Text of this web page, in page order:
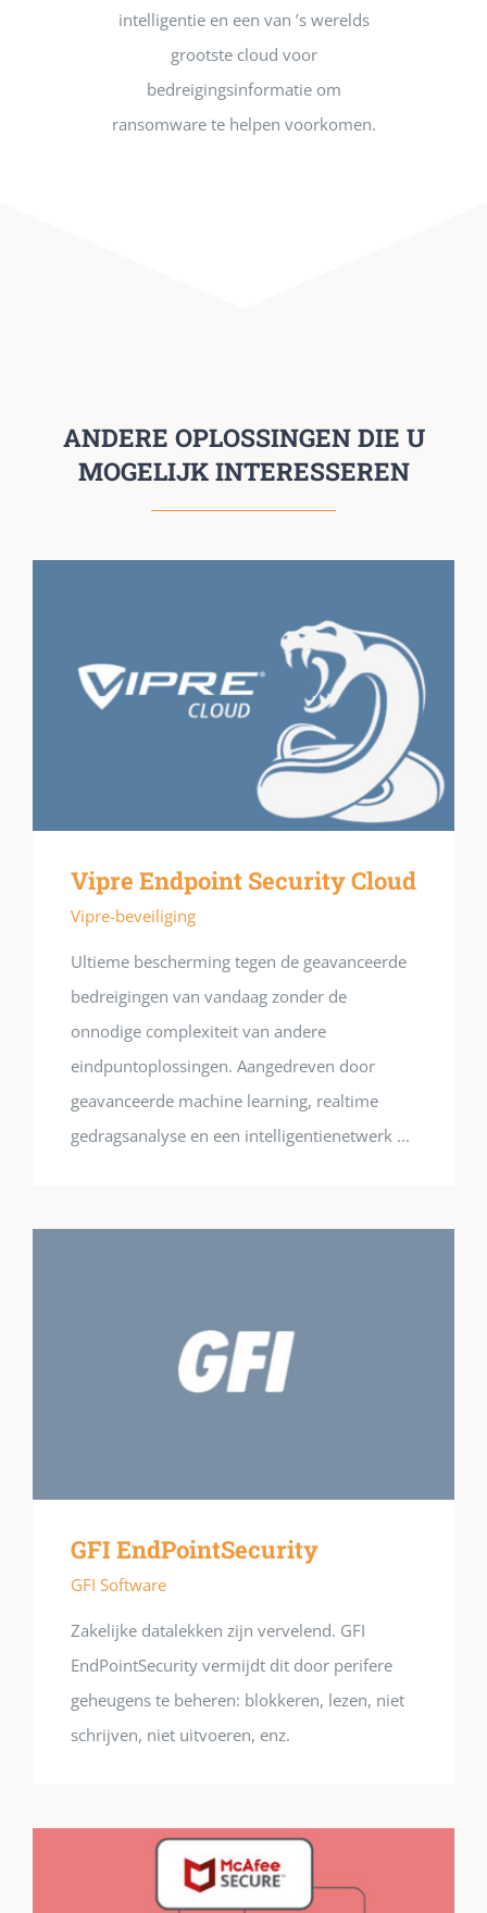
intelligentie en een van ’s werelds
grootste cloud voor
bedreigingsinformatie om
ransomware te helpen voorkomen.
ANDERE OPLOSSINGEN DIE U
MOGELIJK INTERESSEREN
Vipre Endpoint Security Cloud
Vipre-beveiliging
Ultieme bescherming tegen de geavanceerde
bedreigingen van vandaag zonder de
onnodige complexiteit van andere
eindpuntoplossingen. Aangedreven door
geavanceerde machine learning, realtime
gedragsanalyse en een intelligentienetwerk ...
GFI EndPointSecurity
GFI Software
Zakelijke datalekken zijn vervelend. GFI
EndPointSecurity vermijdt dit door perifere
geheugens te beheren: blokkeren, lezen, niet
schrijven, niet uitvoeren, enz.